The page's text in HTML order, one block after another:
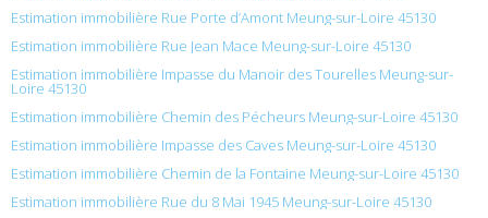
Estimation immobilière Rue Porte d’Amont Meung-sur-Loire 45130
Estimation immobilière Rue Jean Mace Meung-sur-Loire 45130
Estimation immobilière Impasse du Manoir des Tourelles Meung-sur-
Loire 45130
Estimation immobilière Chemin des Pécheurs Meung-sur-Loire 45130
Estimation immobilière Impasse des Caves Meung-sur-Loire 45130
Estimation immobilière Chemin de la Fontaine Meung-sur-Loire 45130
Estimation immobilière Rue du 8 Mai 1945 Meung-sur-Loire 45130